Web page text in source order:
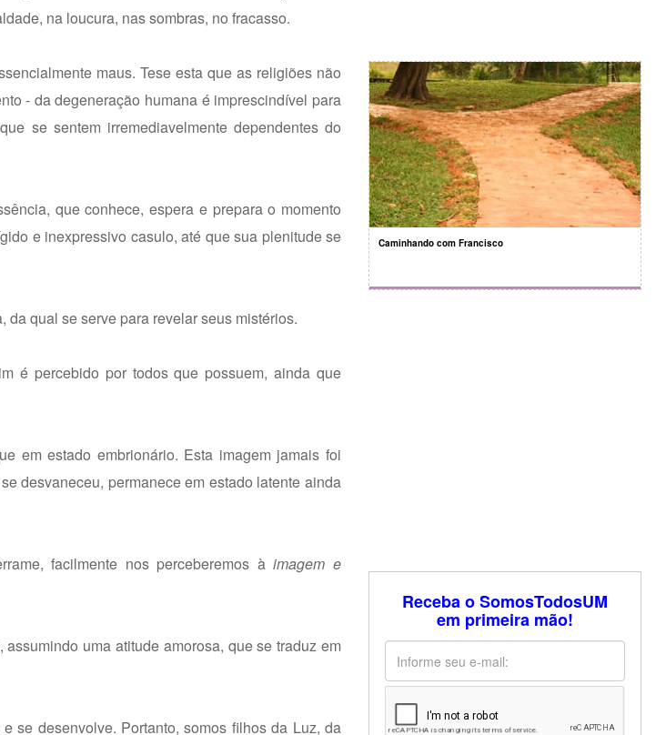
na loucura, nas sombras, no fracasso.
maus. Tese esta que as religiões não
- da degeneração humana é imprescindível para
se sentem irremediavelmente dependentes do
que conhece, espera e prepara o momento
e inexpressivo casulo, até que sua plenitude se
qual se serve para revelar seus mistérios.
é percebido por todos que possuem, ainda que
em estado embrionário. Esta imagem jamais foi
desvaneceu, permanece em estado latente ainda
facilmente nos perceberemos àimagem e
uma atitude amorosa, que se traduz em
se desenvolve. Portanto, somos filhos da Luz, da
Caminhando com Francisco
Receba o SomosTodosUM
em primeira mão!